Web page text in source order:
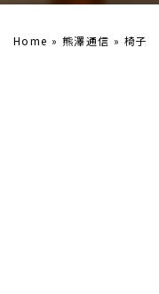
Home » 熊澤通信 » 椅子